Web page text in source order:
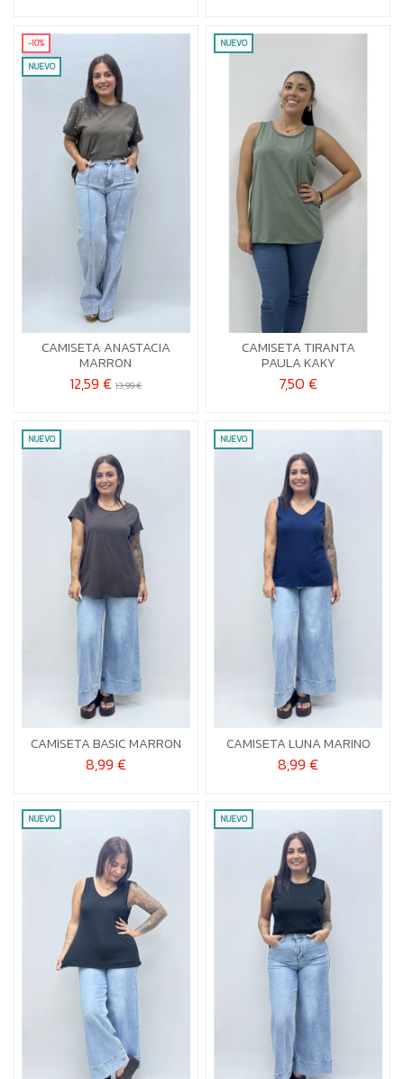
-10%
NUEVO
CAMISETA ANASTACIA
MARRON
12,59 €13,99 €
U
 Añadir al carrito
NUEVO
CAMISETA TIRANTA
PAULA KAKY
7,50 €
 Añadir al carrito
NUEVO
CAMISETA BASIC MARRON
8,99 €
U
 Añadir al carrito
NUEVO
CAMISETA LUNA MARINO
8,99 €
U
 Añadir al carrito
NUEVO NUEVO